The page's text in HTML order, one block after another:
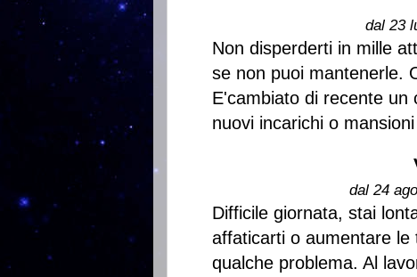
dal 23
Non disperderti in mille
se non puoi mantenerle.
E'cambiato di recente un
nuovi incarichi o
dal 24
Difficile giornata, stai
affaticarti o aumentare
qualche problema. Al